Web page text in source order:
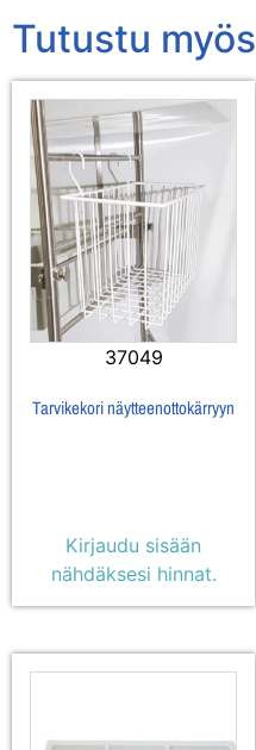
Tutustu myös
37049
Tarvikekori näytteenottokärryyn
Kirjaudu sisään
nähdäksesi hinnat.